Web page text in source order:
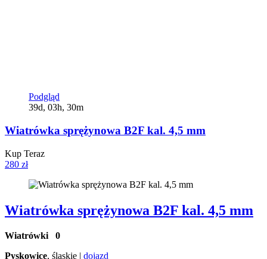
Podgląd
39d, 03h, 30m
Wiatrówka sprężynowa B2F kal. 4,5 mm
Kup Teraz
280 zł
Wiatrówka sprężynowa B2F kal. 4,5 mm
Wiatrówki 0
Pyskowice, śląskie | dojazd